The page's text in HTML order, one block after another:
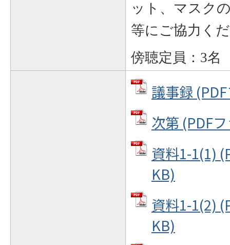
ット、マスク
等にご協力く
傍聴定員：3名
議事録
次第 (PDF
資料1-1(1)
KB)
資料1-1(2)
KB)